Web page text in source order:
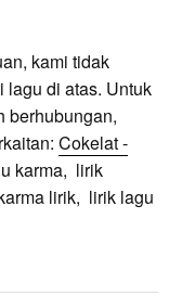
kami tidak
lagu di atas. Untuk
berhubungan,
Cokelat -
karma, lirik
lirik, lirik lagu